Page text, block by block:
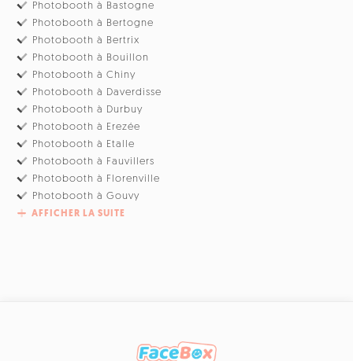
Photobooth à Bastogne
Photobooth à Bertogne
Photobooth à Bertrix
Photobooth à Bouillon
Photobooth à Chiny
Photobooth à Daverdisse
Photobooth à Durbuy
Photobooth à Erezée
Photobooth à Etalle
Photobooth à Fauvillers
Photobooth à Florenville
Photobooth à Gouvy
AFFICHER LA SUITE